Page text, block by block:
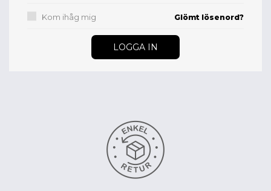
Kom ihåg mig Glömt lösenord?